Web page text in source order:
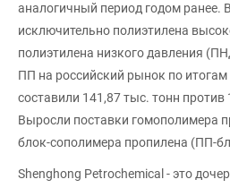
аналогичный период годом ранее.
исключительно полиэтилена
полиэтилена низкого давления
ПП на российский рынок по итогам
составили 141,87 тыс. тонн против
Выросли поставки гомополимера
блок-сополимера пропилена (ПП-
Shenghong Petrochemical - это